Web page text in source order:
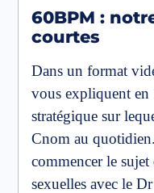
60BPM :
courtes
Dans un format
vous expliquent en
stratégique sur
Cnom au
commencer le sujet
sexuelles avec le